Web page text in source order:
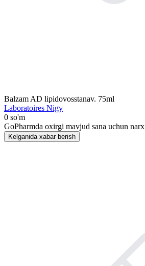
Balzam AD lipidovosstanav. 75ml
Laboratoires Nigy
0 so'm
GoPharmda oxirgi mavjud sana uchun narx
Kelganida xabar berish